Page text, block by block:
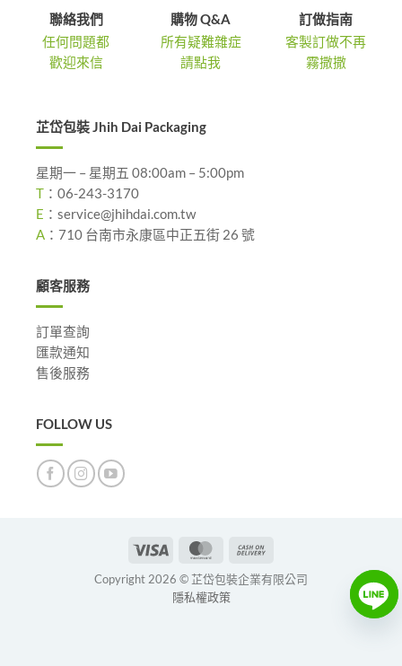
聯絡我們
任何問題都
歡迎來信
購物 Q&A
所有疑難雜症
請點我
訂做指南
客製訂做不再
霧撒撒
芷岱包裝 Jhih Dai Packaging
星期一 – 星期五 08:00am – 5:00pm
T ： 06-243-3170
E ： service@jhihdai.com.tw
A ： 710 台南市永康區中正五街 26 號
顧客服務
訂單查詢
匯款通知
售後服務
FOLLOW US
Visa MasterCard
Delivery
Copyright 2026 © 芷岱包裝企業有限公司
隱私權政策